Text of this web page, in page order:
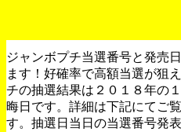
ジャンボプチ当選番号と発売
ます！好確率で高額当選が狙
チの抽選結果は２０１８年の
晦日です。詳細は下記にてご
す。抽選日当日の当選番号発